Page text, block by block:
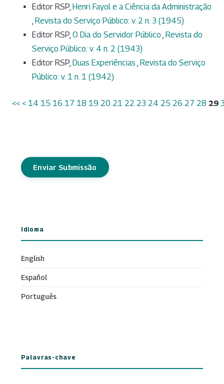
Editor RSP, Henri Fayol e a Ciência da Administração
, Revista do Serviço Público: v. 2 n. 3 (1945)
Editor RSP, O Dia do Servidor Público , Revista do
Serviço Público: v. 4 n. 2 (1943)
Editor RSP, Duas Experiências , Revista do Serviço
Público: v. 1 n. 1 (1942)
<< < 14 15 16 17 18 19 20 21 22 23 24 25 26 27 28 29
Enviar Submissão
Idioma
English
Español
Português
Palavras-chave